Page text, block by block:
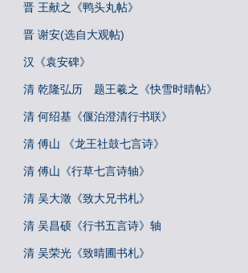
晋 王献之《鸭头丸帖》
晋 谢安(选自大观帖)
汉《袁安碑》
清 乾隆弘历 题王羲之《快雪时晴帖》
清 何绍基《偃泊澄清行书联》
清 傅山 《龙王社鼓七言诗》
清 傅山《行草七言诗轴》
清 吴大澂《致大兄书札》
清 吴昌硕《行书五言诗》轴
清 吴荣光《致晴圃书札》